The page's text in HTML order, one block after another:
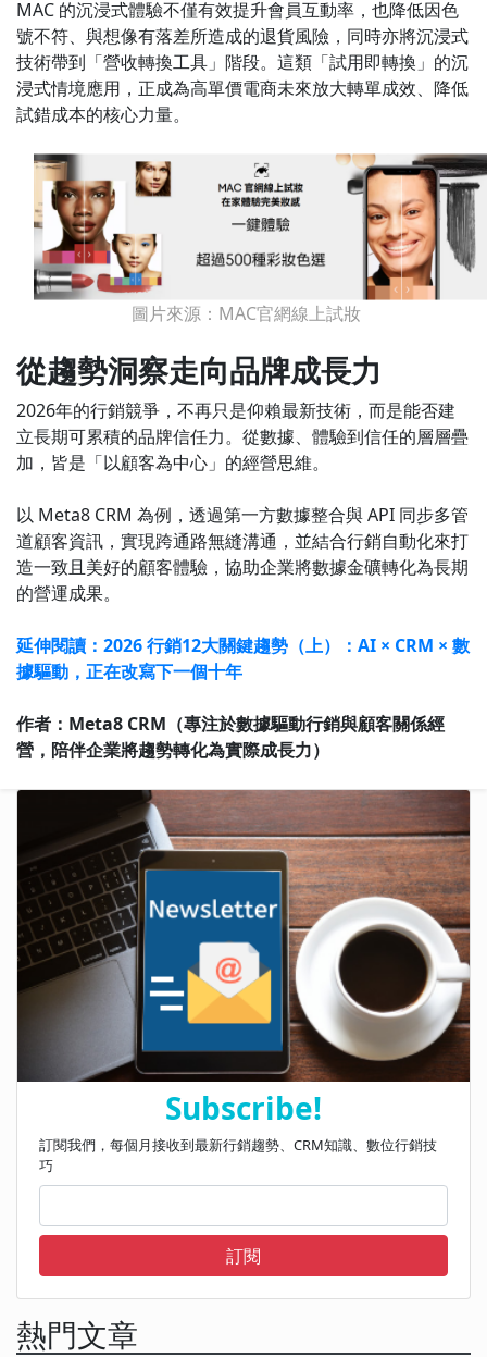
MAC 的沉浸式體驗不僅有效提升會員互動率，也降低因色
號不符、與想像有落差所造成的退貨風險，同時亦將沉浸式
技術帶到「營收轉換工具」階段。這類「試用即轉換」的沉
浸式情境應用，正成為高單價電商未來放大轉單成效、降低
試錯成本的核心力量。
圖片來源：MAC官網線上試妝
從趨勢洞察走向品牌成長力
2026年的行銷競爭，不再只是仰賴最新技術，而是能否建
立長期可累積的品牌信任力。從數據、體驗到信任的層層疊
加，皆是「以顧客為中心」的經營思維。
以 Meta8 CRM 為例，透過第一方數據整合與 API 同步多管
道顧客資訊，實現跨通路無縫溝通，並結合行銷自動化來打
造一致且美好的顧客體驗，協助企業將數據金礦轉化為長期
的營運成果。
延伸閱讀：2026 行銷12大關鍵趨勢（上）：AI × CRM × 數
據驅動，正在改寫下一個十年
作者：Meta8 CRM（專注於數據驅動行銷與顧客關係經
營，陪伴企業將趨勢轉化為實際成長力）
Subscribe!
訂閱我們，每個月接收到最新行銷趨勢、CRM知識、數位行銷技
巧
訂閱
熱門文章